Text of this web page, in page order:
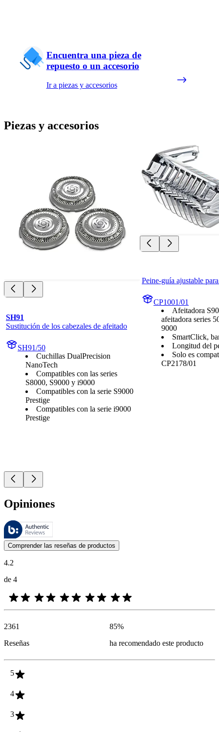
Encuentra una pieza de
repuesto o un accesorio
Ir a piezas y accesorios
Piezas y accesorios
SH91
Sustitución de los cabezales de afeitado
SH91/50
Cuchillas DualPrecision
NanoTech
Compatibles con las series
S8000, S9000 y i9000
Compatibles con la serie S9000
Prestige
Compatibles con la serie i9000
Prestige
Peine-guía ajustable
CP1001/01
Afeitadora
afeitadora series
9000
SmartClick,
Longitud del
Solo es
CP2178/01
Opiniones
Estas reseñas las gestiona Bazaarvoice y cumplen con la política de
Las opiniones de los clientes en forma de reseñas de productos y
Comprender las reseñas de productos
4.2
de 4
2361
Reseñas
85%
ha recomendado este producto
5
4
3